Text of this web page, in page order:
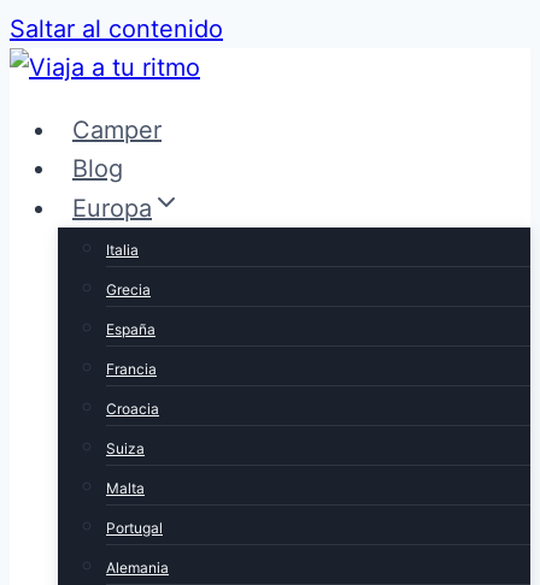
Saltar al contenido
Camper
Blog
Europa
Italia
Grecia
España
Francia
Croacia
Suiza
Malta
Portugal
Alemania